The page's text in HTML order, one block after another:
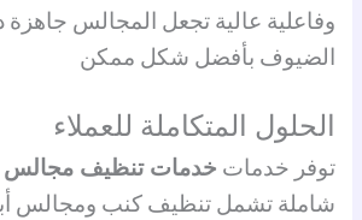
وفاعلية عالية تجعل المجالس جاهزة
الضيوف بأفضل شكل ممكن
الحلول المتكاملة للعملاء
توفر خدمات خدمات تنظيف مجالس
شاملة تشمل تنظيف كنب ومجالس